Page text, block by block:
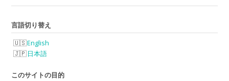
言語切り替え
English
日本語
このサイトの目的